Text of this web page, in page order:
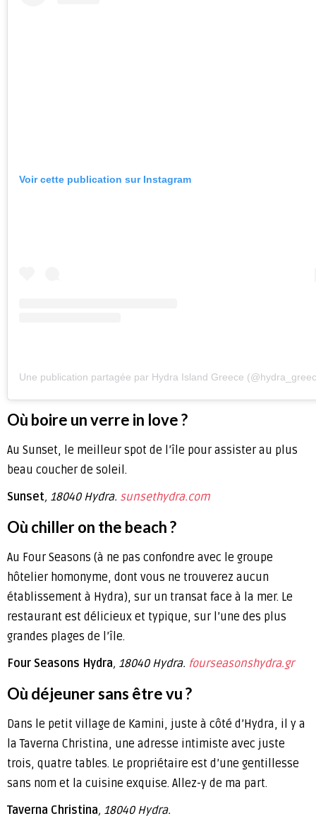
Voir cette publication sur Instagram
Une publication partagée par Hydra Island Greece
Où boire un verre in love ?
Au Sunset, le meilleur spot de l’île pour assister au plus
beau coucher de soleil.
Sunset, 18040 Hydra. sunsethydra.com
Où chiller on the beach ?
Au Four Seasons (à ne pas confondre avec le groupe
hôtelier homonyme, dont vous ne trouverez aucun
établissement à Hydra), sur un transat face à la mer. Le
restaurant est délicieux et typique, sur l’une des plus
grandes plages de l’île.
Four Seasons Hydra, 18040 Hydra. fourseasonshydra.gr
Où déjeuner sans être vu ?
Dans le petit village de Kamini, juste à côté d’Hydra, il y a
la Taverna Christina, une adresse intimiste avec juste
trois, quatre tables. Le propriétaire est d’une gentillesse
sans nom et la cuisine exquise. Allez-y de ma part.
Taverna Christina, 18040 Hydra.